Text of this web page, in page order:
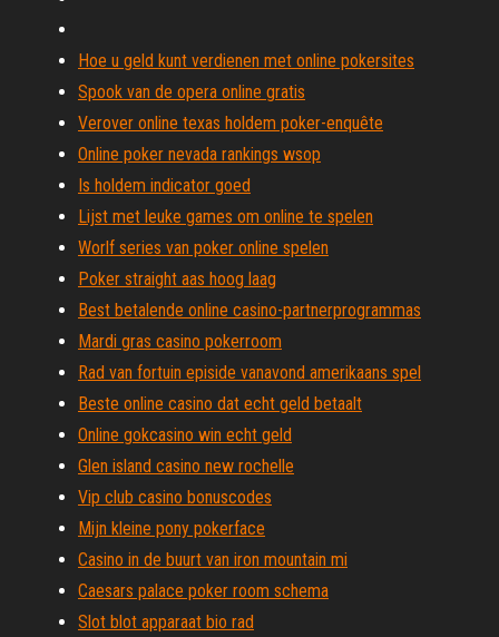
Hoe u geld kunt verdienen met online pokersites
Spook van de opera online gratis
Verover online texas holdem poker-enquête
Online poker nevada rankings wsop
Is holdem indicator goed
Lijst met leuke games om online te spelen
Worlf series van poker online spelen
Poker straight aas hoog laag
Best betalende online casino-partnerprogrammas
Mardi gras casino pokerroom
Rad van fortuin episide vanavond amerikaans spel
Beste online casino dat echt geld betaalt
Online gokcasino win echt geld
Glen island casino new rochelle
Vip club casino bonuscodes
Mijn kleine pony pokerface
Casino in de buurt van iron mountain mi
Caesars palace poker room schema
Slot blot apparaat bio rad